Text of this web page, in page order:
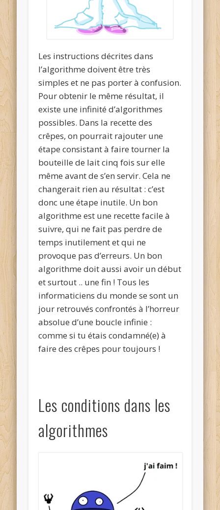
Les instructions décrites dans
l’algorithme doivent être très
simples et ne pas porter à confusion.
Pour obtenir le même résultat, il
existe une infinité d’algorithmes
possibles. Dans la recette des
crêpes, on pourrait rajouter une
étape consistant à faire tourner la
bouteille de lait cinq fois sur elle
même avant de s’en servir. Cela ne
changerait rien au résultat : c’est
donc une étape inutile. Un bon
algorithme est une recette facile à
suivre, qui ne fait pas perdre de
temps inutilement et qui ne
provoque pas d’erreurs. Un bon
algorithme doit aussi avoir un début
et surtout .. une fin ! Tous les
informaticiens du monde se sont un
jour retrouvés confrontés à l’horreur
absolue d’une boucle infinie :
comme si tu étais condamné(e) à
faire des crêpes pour toujours !
Les conditions dans les
algorithmes